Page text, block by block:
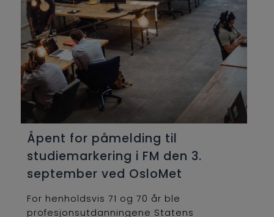
Åpent for påmelding til
studiemarkering i FM den 3.
september ved OsloMet
For henholdsvis 71 og 70 år ble
profesjonsutdanningene Statens